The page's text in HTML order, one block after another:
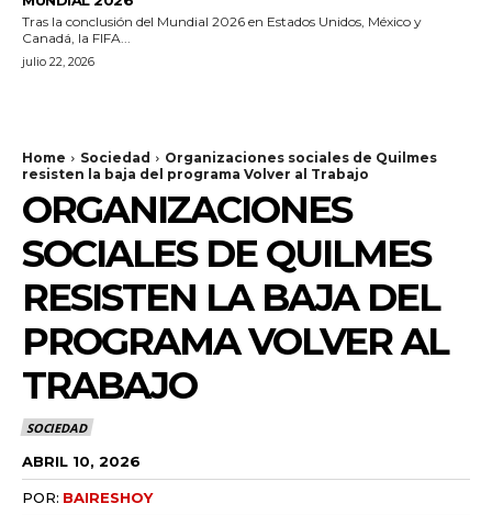
Tras la conclusión del Mundial 2026 en Estados Unidos, México y
Canadá, la FIFA...
julio 22, 2026